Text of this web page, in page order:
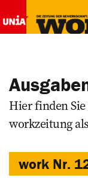
Hier finden
workzeitung
work Nr.